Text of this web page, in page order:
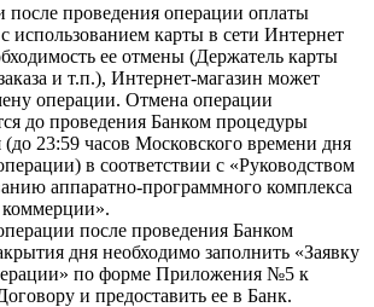
после проведения операции оплаты
использованием карты в сети Интернет
ее отмены (Держатель карты
и т.п.), Интернет-магазин может
операции. Отмена операции
до проведения Банком процедуры
(до 23:59 часов Московского времени дня
в соответствии с «Руководством
аппаратно-программного комплекса
после проведения Банком
дня необходимо заполнить «Заявку
по форме Приложения №5 к
и предоставить ее в Банк.